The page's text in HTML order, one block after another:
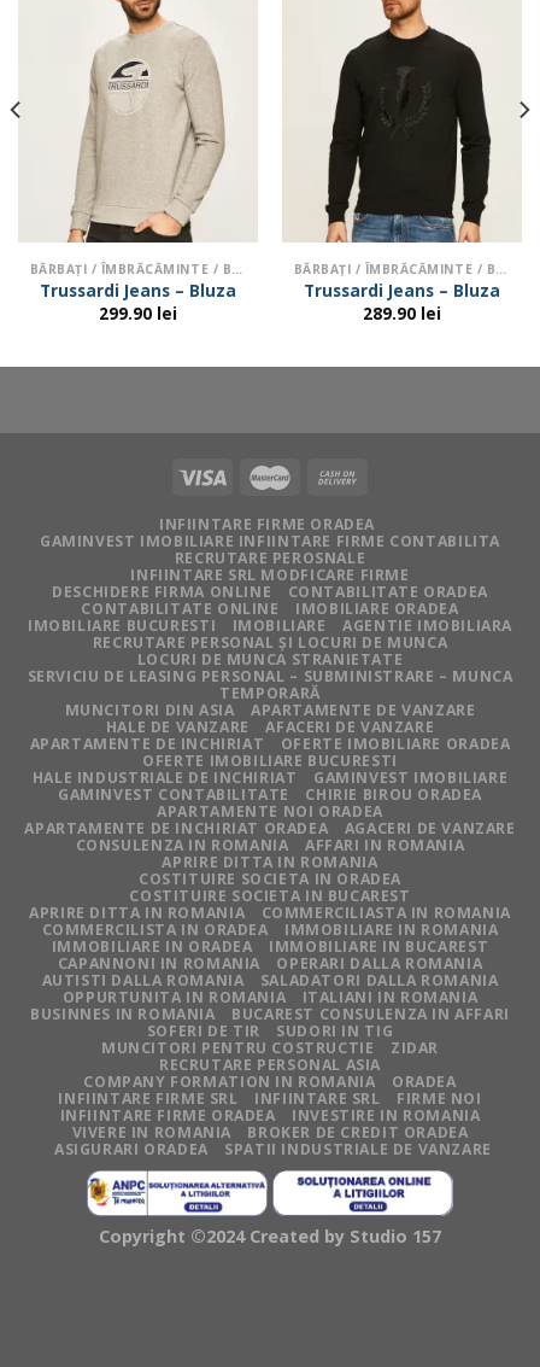
BĂRBAŢI / ÎMBRĂCĂMINTE / BLUZE ȘI HANORACE
Trussardi Jeans – Bluza
299.90 lei
BĂRBAŢI / ÎMBRĂCĂMINTE / BLUZE ȘI HANORACE
Trussardi Jeans – Bluza
289.90 lei
INFIINTARE FIRME ORADEA
GAMINVEST IMOBILIARE INFIINTARE FIRME CONTABILITA
RECRUTARE PEROSNALE
INFIINTARE SRL MODFICARE FIRME
DESCHIDERE FIRMA ONLINE
CONTABILITATE ORADEA
CONTABILITATE ONLINE
IMOBILIARE ORADEA
IMOBILIARE BUCURESTI
IMOBILIARE
AGENTIE IMOBILIARA
RECRUTARE PERSONAL ȘI LOCURI DE MUNCA
LOCURI DE MUNCA STRANIETATE
SERVICIU DE LEASING PERSONAL – SUBMINISTRARE – MUNCA
TEMPORARĂ
MUNCITORI DIN ASIA
APARTAMENTE DE VANZARE
HALE DE VANZARE
AFACERI DE VANZARE
APARTAMENTE DE INCHIRIAT
OFERTE IMOBILIARE ORADEA
OFERTE IMOBILIARE BUCURESTI
HALE INDUSTRIALE DE INCHIRIAT
GAMINVEST IMOBILIARE
GAMINVEST CONTABILITATE
CHIRIE BIROU ORADEA
APARTAMENTE NOI ORADEA
APARTAMENTE DE INCHIRIAT ORADEA
AGACERI DE VANZARE
CONSULENZA IN ROMANIA
AFFARI IN ROMANIA
APRIRE DITTA IN ROMANIA
COSTITUIRE SOCIETA IN ORADEA
COSTITUIRE SOCIETA IN BUCAREST
APRIRE DITTA IN ROMANIA
COMMERCILIASTA IN ROMANIA
COMMERCILISTA IN ORADEA
IMMOBILIARE IN ROMANIA
IMMOBILIARE IN ORADEA
IMMOBILIARE IN BUCAREST
CAPANNONI IN ROMANIA
OPERARI DALLA ROMANIA
AUTISTI DALLA ROMANIA
SALADATORI DALLA ROMANIA
OPPURTUNITA IN ROMANIA
ITALIANI IN ROMANIA
BUSINNES IN ROMANIA
BUCAREST CONSULENZA IN AFFARI
SOFERI DE TIR
SUDORI IN TIG
MUNCITORI PENTRU COSTRUCTIE
ZIDAR
RECRUTARE PERSONAL ASIA
COMPANY FORMATION IN ROMANIA
ORADEA
INFIINTARE FIRME SRL
INFIINTARE SRL
FIRME NOI
INFIINTARE FIRME ORADEA
INVESTIRE IN ROMANIA
VIVERE IN ROMANIA
BROKER DE CREDIT ORADEA
ASIGURARI ORADEA
SPATII INDUSTRIALE DE VANZARE
Copyright ©2024 Created by Studio 157